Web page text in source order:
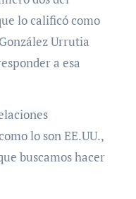
lo calificó como
Urrutia
a esa
lo son EE.UU.,
buscamos hacer